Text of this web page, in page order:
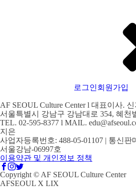
로그인회원가입
AF SEOUL Culture Center l 대표이사.
서울특별시 강남구 강남대로 354, 혜천
TEL. 02-595-8377 l MAIL.
지은
사업자등록번호: 488-05-01107 | 통신판
서울강남-06997호
이용약관 및 개인정보 정책
Copyright © AF SEOUL Culture Center
AFSEOUL X LIX